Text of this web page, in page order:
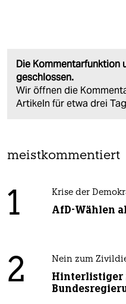
Die Kommentarfunktion
geschlossen.
Wir öffnen die
Artikeln für etwa drei
meistkommentiert
1 Krise der
AfD-Wählen
2 Nein zum
Hinterlistiger